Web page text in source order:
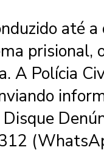
até a
prisional,
A Polícia